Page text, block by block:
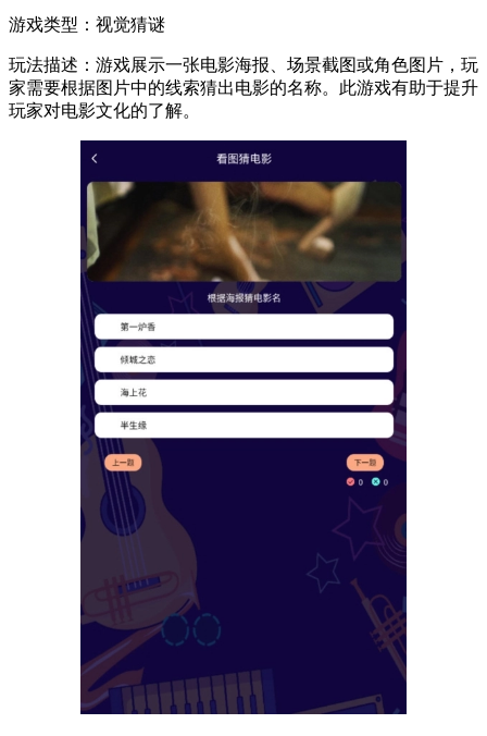
游戏类型：视觉猜谜
玩法描述：游戏展示一张电影海报、场景截图或角色图片，玩
家需要根据图片中的线索猜出电影的名称。此游戏有助于提升
玩家对电影文化的了解。